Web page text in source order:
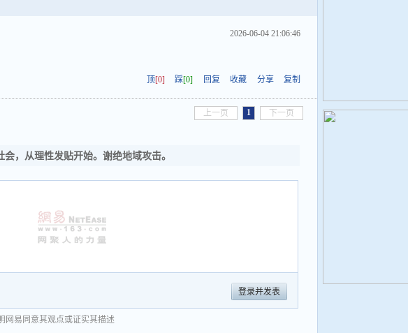
2026-06-04 21:06:46
顶[0] 踩[0] 回复 收藏 分享 复制
上一页 1 下一页
会，从理性发贴开始。谢绝地域攻击。
登录并发表
网易同意其观点或证实其描述